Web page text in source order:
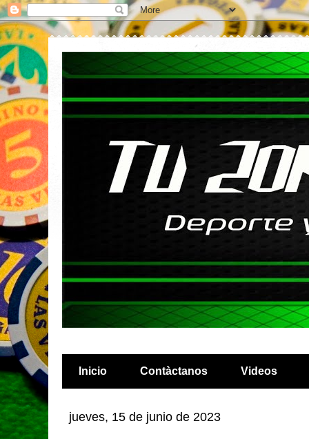
Inicio Contàctanos Videos
jueves, 15 de junio de 2023